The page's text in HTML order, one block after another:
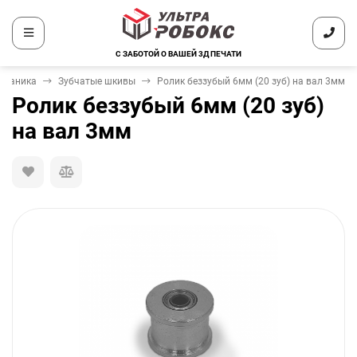
С ЗАБОТОЙ О ВАШЕЙ 3Д ПЕЧАТИ
Зубчатые шкивы Ролик беззубый 6мм (20 зуб) на вал 3мм
Ролик беззубый 6мм (20 зуб)
на вал 3мм